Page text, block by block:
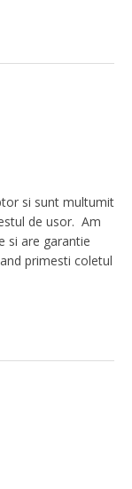
si sunt multumit
de usor. Am
si are garantie
primesti coletul